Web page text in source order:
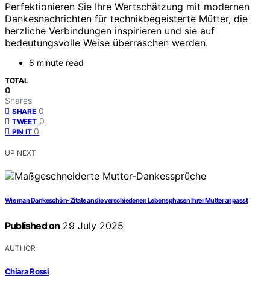
Perfektionieren Sie Ihre Wertschätzung mit modernen
Dankesnachrichten für technikbegeisterte Mütter, die
herzliche Verbindungen inspirieren und sie auf
bedeutungsvolle Weise überraschen werden.
8 minute read
TOTAL
0
Shares
SHARE 0
TWEET 0
PIN IT 0
UP NEXT
Wie man Dankeschön-Zitate an die verschiedenen Lebensphasen Ihrer Mutter anpasst
Published on 29 July 2025
AUTHOR
Chiara Rossi